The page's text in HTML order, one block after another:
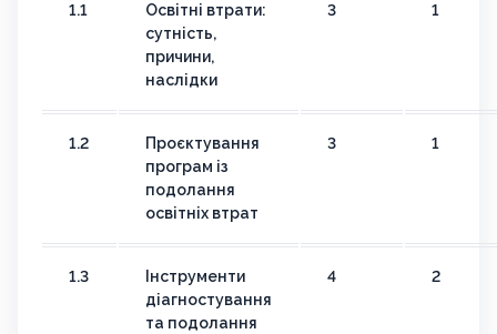
1.1
Освітні втрати:
сутність,
причини,
наслідки
3 1
1.2
Проєктування
програм із
подолання
освітніх втрат
3 1
1.3
Інструменти
діагностування
та подолання
4 2